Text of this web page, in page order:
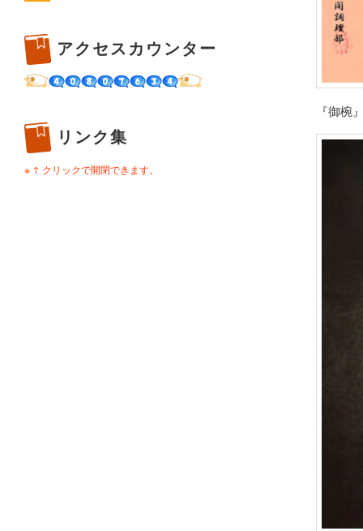
『御椀
アクセスカウンター
リンク集
※ ↑ クリックで開閉できます。